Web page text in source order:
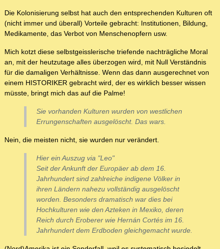
Die Kolonisierung selbst hat auch den entsprechenden Kulturen oft
(nicht immer und überall) Vorteile gebracht: Institutionen, Bildung,
Medikamente, das Verbot von Menschenopfern usw.
Mich kotzt diese selbstgeisslerische triefende nachträgliche Moral
an, mit der heutzutage alles überzogen wird, mit Null Verständnis
für die damaligen Verhältnisse. Wenn das dann ausgerechnet von
einem HISTORIKER gebracht wird, der es wirklich besser wissen
müsste, bringt mich das auf die Palme!
Sie vorhanden Kulturen wurden von westlichen
Errungenschaften ausgelöscht. Das wars.
Nein, die meisten nicht, sie wurden nur verändert.
Hier ein Auszug via "Leo"
Seit der Ankunft der Europäer ab dem 16.
Jahrhundert sind zahlreiche indigene Völker in
ihren Ländern nahezu vollständig ausgelöscht
worden. Besonders dramatisch war dies bei
Hochkulturen wie den Azteken in Mexiko, deren
Reich durch Eroberer wie Hernán Cortés im 16.
Jahrhundert dem Erdboden gleichgemacht wurde.